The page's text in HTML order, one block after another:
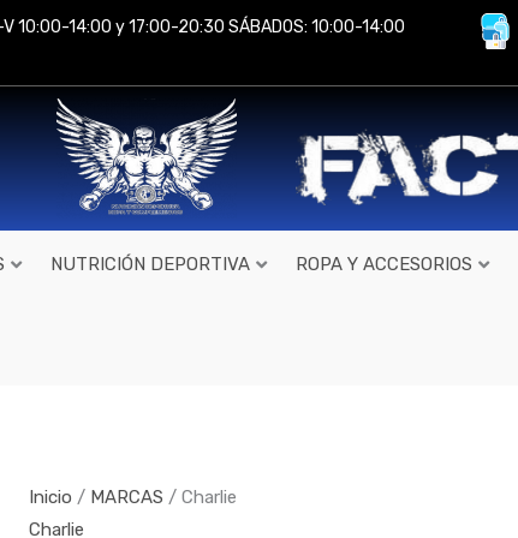
V 10:00-14:00 y 17:00-20:30 SÁBADOS: 10:00-14:00
NUTRICIÓN DEPORTIVA ROPA Y ACCESORIOS
Inicio / MARCAS / Charlie
Charlie